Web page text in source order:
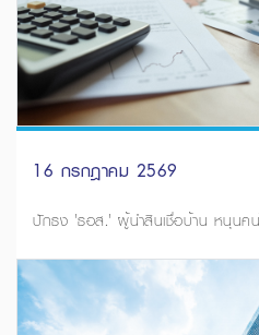
16 กรกฎาคม 2569
ปักธง 'ธอส.' ผู้นำสินเชื่อบ้าน หนุนค